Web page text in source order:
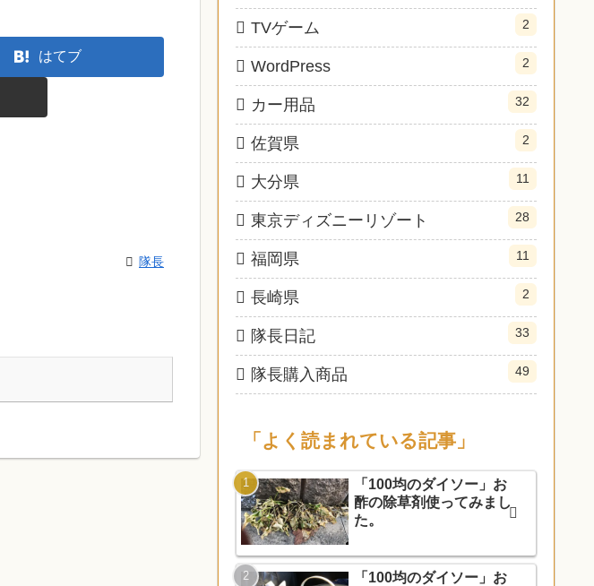
はてブ
隊長
TVゲーム 2
WordPress 2
カー用品 32
佐賀県 2
大分県 11
東京ディズニーリゾート 28
福岡県 11
長崎県 2
隊長日記 33
隊長購入商品 49
「よく読まれている記事」
「100均のダイソー」お
酢の除草剤使ってみまし
た。
「100均のダイソー」お